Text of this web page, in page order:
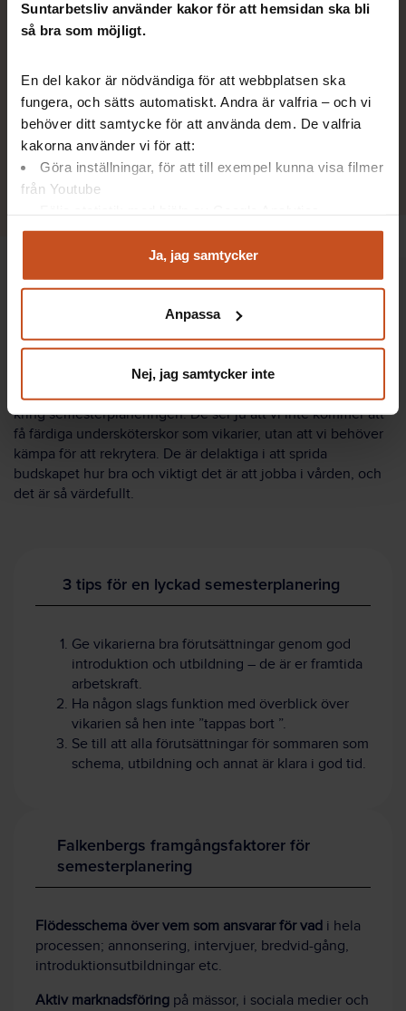
Suntarbetsliv använder kakor för att hemsidan ska bli
så bra som möjligt.
En del kakor är nödvändiga för att webbplatsen ska
fungera, och sätts automatiskt. Andra är valfria – och vi
behöver ditt samtycke för att använda dem. De valfria
kakorna använder vi för att:
Göra inställningar, för att till exempel kunna visa filmer
från Youtube
Analysera trafik för att kunna visa riktad information
Du kan när som helst återta ditt godkännande genom att
integritet@suntarbetsliv.se.
Ja, jag samtycker
Anpassa
Nej, jag samtycker inte
För att bli en bra vikarie är
tryggheten i början jätteviktig.
gjorde inför sommarbemanningen var en nyckel i
framgången. Strukturen gav överblick och samarbetet med
– Personalen har också varit väldigt duktig på att samarbeta
kring semesterplaneringen. De ser ju att vi inte kommer att
få färdiga undersköterskor som vikarier, utan att vi behöver
kämpa för att rekrytera. De är delaktiga i att sprida
budskapet hur bra och viktigt det är att jobba i vården, och
det är så värdefullt.
3 tips för en lyckad semesterplanering
Ge vikarierna bra förutsättningar genom god
introduktion och utbildning – de är er framtida
arbetskraft.
Ha någon slags funktion med överblick över
vikarien så hen inte ”tappas bort ”.
Se till att alla förutsättningar för sommaren som
schema, utbildning och annat är klara i god tid.
Falkenbergs framgångsfaktorer för
semesterplanering
Flödesschema över vem som ansvarar för vad i hela
processen; annonsering, intervjuer, bredvid-gång,
introduktionsutbildningar etc.
Aktiv marknadsföring på mässor, i sociala medier och